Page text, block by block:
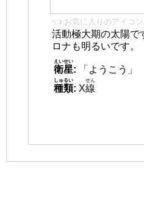
👈 お気に入りのアイコン
活動極大期の太陽で
ロナも明るいです。
衛星
えいせい
:
「ようこう」
種類
しゅるい
: X線
せん